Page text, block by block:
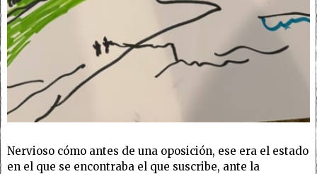
Nervioso cómo antes de una oposición, ese era el estado
en el que se encontraba el que suscribe, ante la